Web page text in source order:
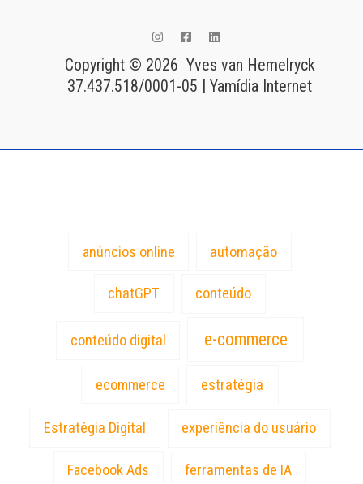
Copyright © 2026 Yves van Hemelryck
37.437.518/0001-05 | Yamídia Internet
anúncios online automação
chatGPT conteúdo
conteúdo digital e-commerce
ecommerce estratégia
Estratégia Digital experiência do usuário
Facebook Ads ferramentas de IA